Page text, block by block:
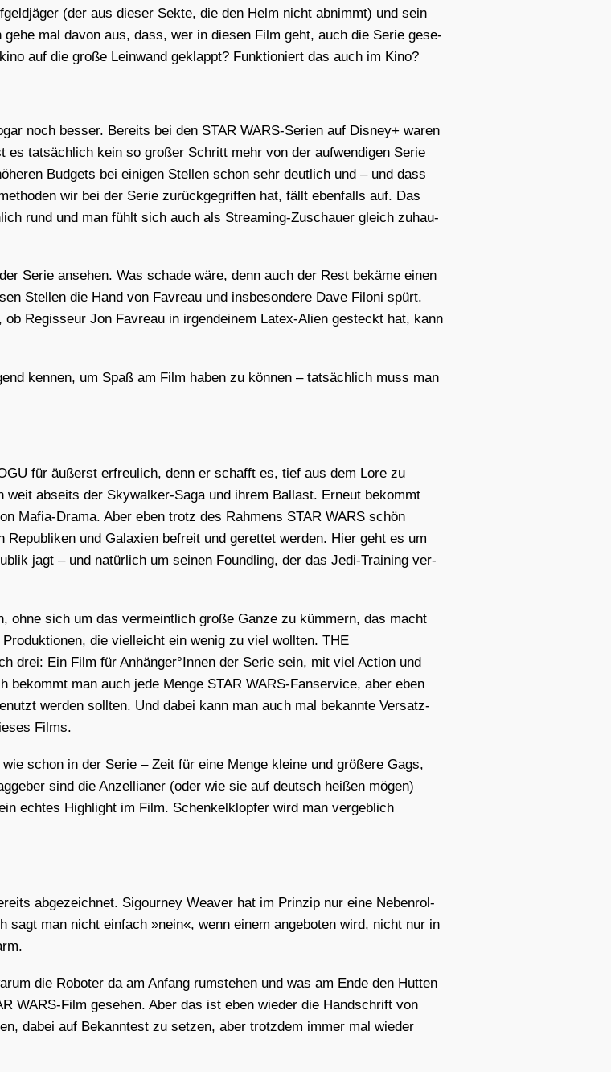
(der aus die­ser Sek­te, die den Helm nicht abnimmt) und sein
mal davon aus, dass, wer in die­sen Film geht, auch die Serie gese­
auf die gro­ße Lein­wand geklappt? Funk­tio­niert das auch im Kino?
noch bes­ser. Bereits bei den STAR WARS-Seri­en auf Dis­ney+ waren
tat­säch­lich kein so gro­ßer Schritt mehr von der auf­wen­di­gen Serie
Bud­gets bei eini­gen Stel­len schon sehr deut­lich und – und dass
wir bei der Serie zurück­ge­grif­fen hat, fällt eben­falls auf. Das
rund und man fühlt sich auch als Strea­ming-Zuschau­er gleich zuhau­
Serie anse­hen. Was scha­de wäre, denn auch der Rest bekä­me einen
Stel­len die Hand von Fav­reau und ins­be­son­de­re Dave Filoni spürt.
Regis­seur Jon Fav­reau in irgend­ei­nem Latex-Ali­en gesteckt hat, kann
ken­nen, um Spaß am Film haben zu kön­nen – tat­säch­lich muss man
für äußerst erfreu­lich, denn er schafft es, tief aus dem Lore zu
abseits der Sky­wal­ker-Saga und ihrem Bal­last. Erneut bekommt
Mafia-Dra­ma. Aber eben trotz des Rah­mens STAR WARS schön
und Gala­xien befreit und geret­tet wer­den. Hier geht es um
jagt – und natür­lich um sei­nen Found­ling, der das Jedi-Trai­ning ver­
ohne sich um das ver­meint­lich gro­ße Gan­ze zu küm­mern, das macht
die viel­leicht ein wenig zu viel woll­ten. THE
drei: Ein Film für Anhänger°Innen der Serie sein, mit viel Action und
man auch jede Men­ge STAR WARS-Fan­ser­vice, aber eben
wer­den soll­ten. Und dabei kann man auch mal bekann­te Ver­satz­
Films.
schon in der Serie – Zeit für eine Men­ge klei­ne und grö­ße­re Gags,
sind die Anzel­lia­ner (oder wie sie auf deutsch hei­ßen mögen)
ech­tes High­light im Film. Schen­kel­klop­fer wird man ver­geb­lich
abge­zeich­net. Sigour­ney Wea­ver hat im Prin­zip nur eine Neben­rol­
man nicht ein­fach »nein«, wenn einem ange­bo­ten wird, nicht nur in
die Robo­ter da am Anfang rum­ste­hen und was am Ende den Hut­ten
WARS-Film gese­hen. Aber das ist eben wie­der die Hand­schrift von
dabei auf Bekann­test zu set­zen, aber trotz­dem immer mal wie­der